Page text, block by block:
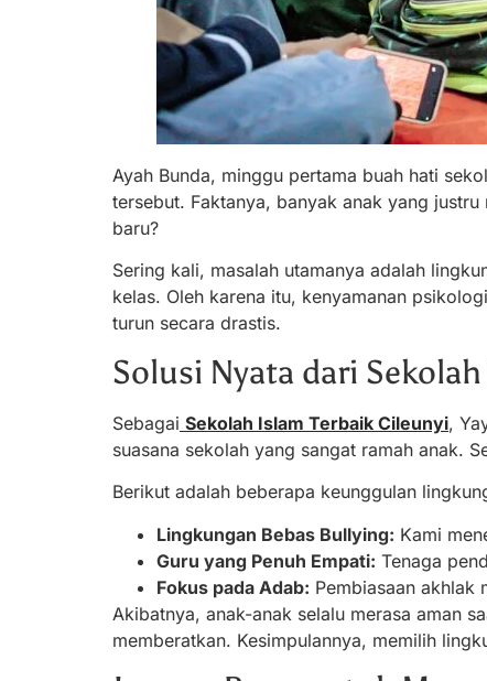
Ayah Bunda, minggu pertama buah hati
tersebut. Faktanya, banyak anak yang
baru?
Sering kali, masalah utamanya adalah
kelas. Oleh karena itu, kenyamanan
turun secara drastis.
Solusi Nyata dari
Sebagai Sekolah Islam Terbaik Cileunyi,
suasana sekolah yang sangat ramah anak.
Berikut adalah beberapa keunggulan
Lingkungan Bebas Bullying: Kami
Guru yang Penuh Empati: Tenaga
Fokus pada Adab: Pembiasaan akhlak
Akibatnya, anak-anak selalu merasa aman
memberatkan. Kesimpulannya, memilih